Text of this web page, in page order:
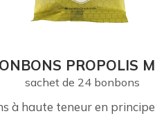
PROPOLIS
sachet de 24 bonbons
à haute teneur en